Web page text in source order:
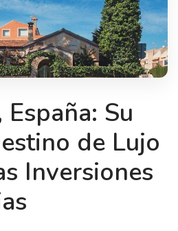
Su
de Lujo
Inversiones